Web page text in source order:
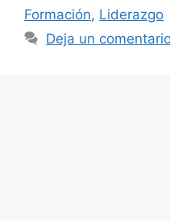
Formación, Liderazgo
Deja un